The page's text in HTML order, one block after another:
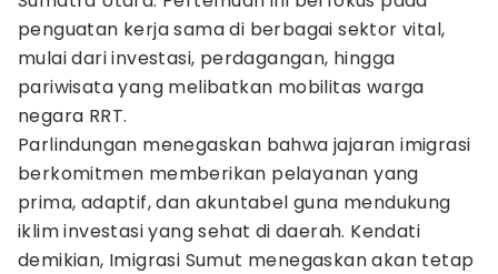
penguatan kerja sama di berbagai sektor vital,
mulai dari investasi, perdagangan, hingga
pariwisata yang melibatkan mobilitas warga
negara RRT.
Parlindungan menegaskan bahwa jajaran imigrasi
berkomitmen memberikan pelayanan yang
prima, adaptif, dan akuntabel guna mendukung
iklim investasi yang sehat di daerah. Kendati
demikian, Imigrasi Sumut menegaskan akan tetap